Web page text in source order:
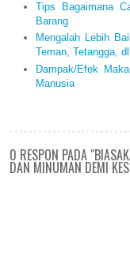
Tips Bagaimana
Barang
Mengalah Lebih
Teman, Tetangga, dll
Dampak/Efek
Manusia
0 RESPON PADA
DAN MINUMAN DEMI